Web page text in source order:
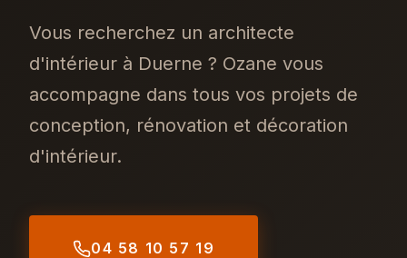
Vous recherchez un architecte
d'intérieur à Duerne ? Ozane vous
accompagne dans tous vos projets de
conception, rénovation et décoration
d'intérieur.
04 58 10 57 19